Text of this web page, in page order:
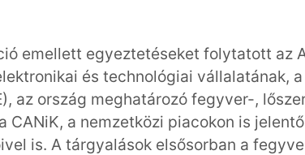
emellett egyeztetéseket folytatott az
és technológiai vállalatának,
az ország meghatározó fegyver-,
CANiK, a nemzetközi piacokon is
is. A tárgyalások elsősorban a